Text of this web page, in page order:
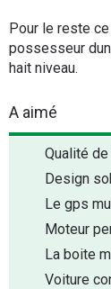
Pour le reste
possesseur
hait niveau.
A aimé
Qualité
Design
Le gps
Moteur
La boite
Voiture